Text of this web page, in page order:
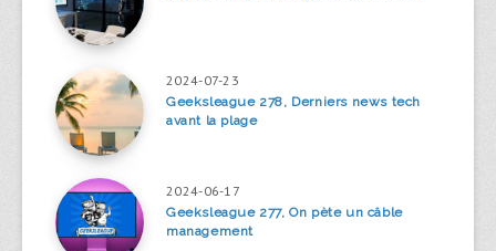
2024-07-23
Geeksleague 278, Derniers news tech
avant la plage
2024-06-17
Geeksleague 277, On pète un câble
management